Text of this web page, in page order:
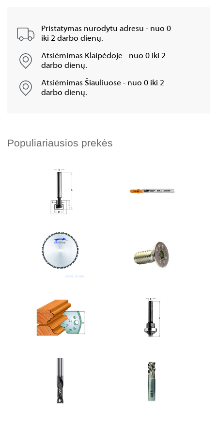
Pristatymas nurodytu adresu - nuo 0
iki 2 darbo dienų.
Atsiėmimas Klaipėdoje - nuo 0 iki 2
darbo dienų.
Atsiėmimas Šiauliuose - nuo 0 iki 2
darbo dienų.
Populiariausios prekės